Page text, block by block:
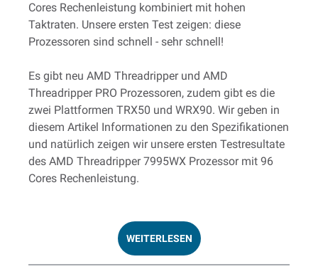
Cores Rechenleistung kombiniert mit hohen
Taktraten. Unsere ersten Test zeigen: diese
Prozessoren sind schnell - sehr schnell!
Es gibt neu AMD Threadripper und AMD
Threadripper PRO Prozessoren, zudem gibt es die
zwei Plattformen TRX50 und WRX90. Wir geben in
diesem Artikel Informationen zu den Spezifikationen
und natürlich zeigen wir unsere ersten Testresultate
des AMD Threadripper 7995WX Prozessor mit 96
Cores Rechenleistung.
WEITERLESEN